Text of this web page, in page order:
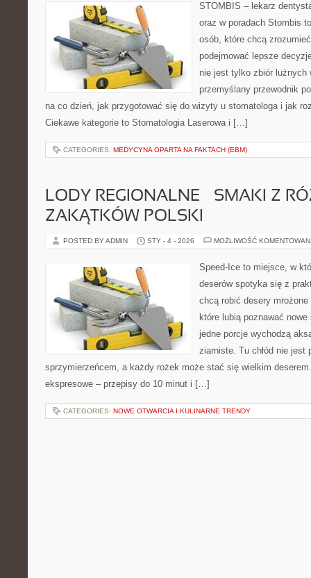
STOMBIS – lekarz
oraz w poradach Stombis
osób, które chcą
podejmować lepsze
nie jest tylko zbiór luźnych
przemyślany przewodnik
na co dzień, jak przygotować się do wizyty u stomatologa i jak
Ciekawe kategorie to Stomatologia Laserowa i […]
CATEGORIES: MEDYCYNA OPARTA NA FAKTACH (EBM)
LODY REGIONALNE – SMAKI Z
ZAKĄTKÓW POLSKI
POSTED BY ADMIN STY - 4 - 2026 MOŻLIWOŚĆ
Speed-Ice to miejsce, w
deserów spotyka się z
chcą robić desery
które lubią poznawać
jedne porcje wychodzą
ziarniste. Tu chłód nie jest
sprzymierzeńcem, a każdy rożek może stać się wielkim
ekspresowe – przepisy do 10 minut i […]
CATEGORIES: NOWE OTWARCIA I KULINARNE TRENDY